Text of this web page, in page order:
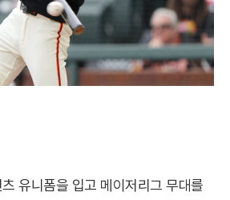
유니폼을 입고 메이저리그 무대를